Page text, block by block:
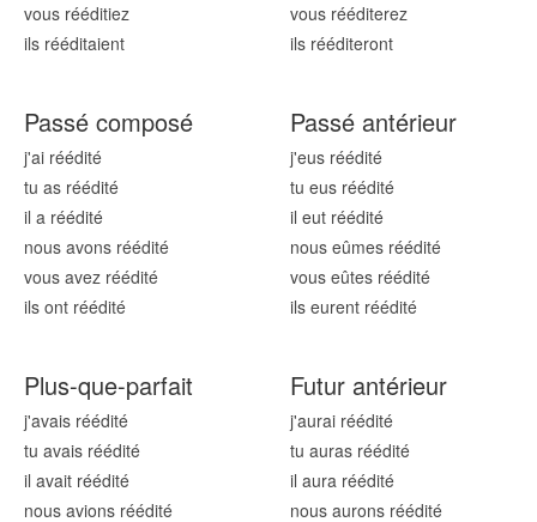
vous rééditiez
ils rééditaient
vous rééditerez
ils rééditeront
Passé composé
j'ai réédité
tu as réédité
il a réédité
nous avons réédité
vous avez réédité
ils ont réédité
Passé antérieur
j'eus réédité
tu eus réédité
il eut réédité
nous eûmes réédité
vous eûtes réédité
ils eurent réédité
Plus-que-parfait
j'avais réédité
tu avais réédité
il avait réédité
nous avions réédité
Futur antérieur
j'aurai réédité
tu auras réédité
il aura réédité
nous aurons réédité